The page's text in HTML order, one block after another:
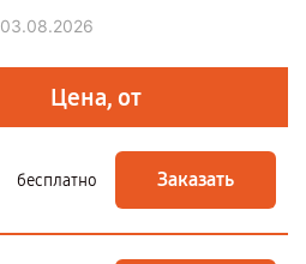
03.08.2026
Цена, от
бесплатно Заказать